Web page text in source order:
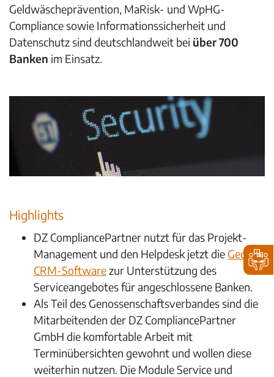
Geldwäscheprävention, MaRisk- und WpHG-
Compliance sowie Informationssicherheit und
Datenschutz sind deutschlandweit bei über 700
Banken im Einsatz.
Highlights
DZ CompliancePartner nutzt für das Projekt-
Management und den Helpdesk jetzt die Gedys
CRM-Softwarezur Unterstützung des
Serviceangebotes für angeschlossene Banken.
Als Teil des Genossenschaftsverbandes sind die
Mitarbeitenden der DZ CompliancePartner
GmbH die komfortable Arbeit mit
Terminübersichten gewohnt und wollen diese
weiterhin nutzen. Die Module Service und